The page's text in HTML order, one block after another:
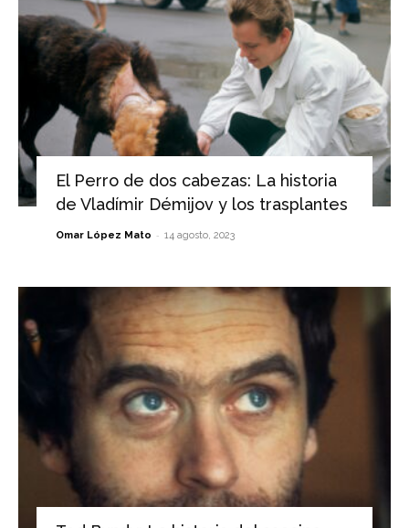
El Perro de dos cabezas: La historia
de Vladímir Démijov y los trasplantes
Omar López Mato - 14 agosto, 2023